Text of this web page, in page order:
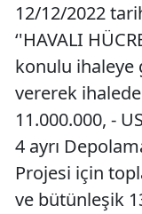
12/12/2022
‘'HAVALI
konulu ihaleye
vererek
11.000.000, -
4 ayrı
Projesi için
ve bütünleşik